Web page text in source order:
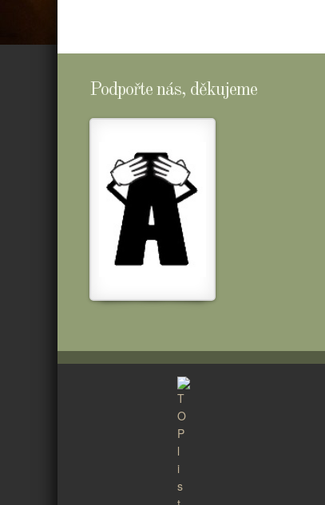
Podpořte nás, děkujeme